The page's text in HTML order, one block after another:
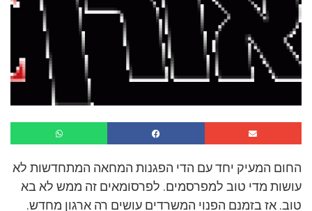
החום המעיק יחד עם הדי הפגנות המחאה המתחדשות לא
עושות מדי טוב למפרסמים. לפרסומאים זה ממש לא בא
טוב. אז בזמנם הפנוי המשרדים עושים רה ארגון מחדש.